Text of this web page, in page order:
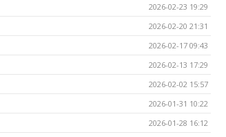
2026-02-23 19:29
2026-02-20 21:31
2026-02-17 09:43
2026-02-13 17:29
2026-02-02 15:57
2026-01-31 10:22
2026-01-28 16:12